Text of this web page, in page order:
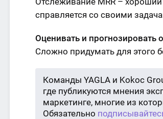
справляется со своими
Оценивать и прогнозировать
Сложно придумать для этого
Команды YAGLA и Kokoc
где публикуются мнения
маркетинге, многие из
Обязательно